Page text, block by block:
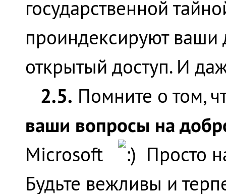
государственной
проиндексируют ваши
открытый доступ. И
2.5. Помните о том,
ваши вопросы на
Microsoft
Просто
Будьте вежливы и